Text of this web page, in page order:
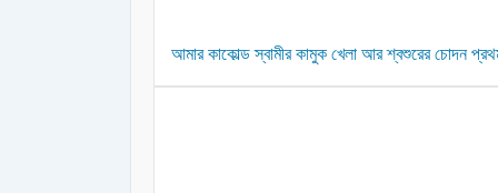
আমার কাকোল্ড স্বামীর কামুক খেলা আর শ্বশুরের চোদন